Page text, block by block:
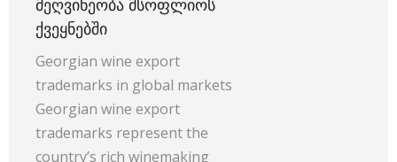
ᲛᲔᲦᲕᲘᲜᲔᲝᲑᲐ ᲛᲡᲝᲤᲚᲘᲝᲡ
ᲥᲕᲔᲧᲜᲔᲑᲨᲘ
Georgian wine export
trademarks in global markets
Georgian wine export
trademarks represent the
country’s rich winemaking